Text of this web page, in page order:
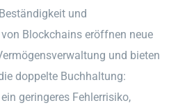
und
Blockchains eröffnen neue
und bieten
doppelte Buchhaltung:
geringeres Fehlerrisiko,